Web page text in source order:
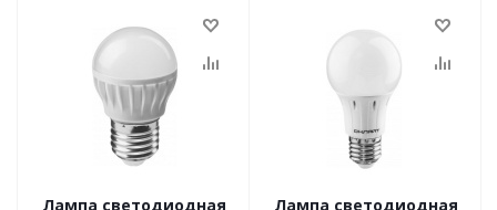
Лампа светодиодная
Лампа светодиодная